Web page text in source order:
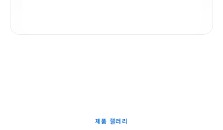
제품 갤러리